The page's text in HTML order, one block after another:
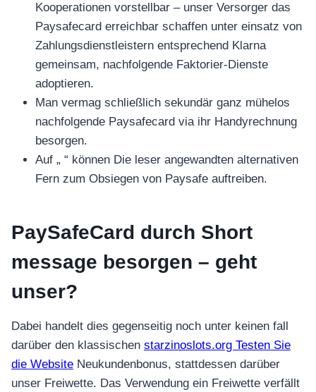
Kooperationen vorstellbar – unser Versorger das
Paysafecard erreichbar schaffen unter einsatz von
Zahlungsdienstleistern entsprechend Klarna
gemeinsam, nachfolgende Faktorier-Dienste
adoptieren.
Man vermag schließlich sekundär ganz mühelos
nachfolgende Paysafecard via ihr Handyrechnung
besorgen.
Auf „ “ können Die leser angewandten alternativen
Fern zum Obsiegen von Paysafe auftreiben.
PaySafeCard durch Short
message besorgen – geht
unser?
Dabei handelt dies gegenseitig noch unter keinen fall
darüber den klassischen starzinoslots.org Testen Sie
die Website Neukundenbonus, stattdessen darüber
unser Freiwette. Das Verwendung ein Freiwette verfällt